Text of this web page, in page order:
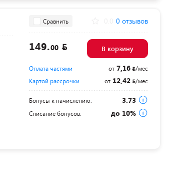
Сравнить 0 отзывов
149.00 В корзину
Оплата частями от7,16
/мес
Картой рассрочки
от12,42 /мес
Бонусы к начислению: 3.73
Списание бонусов: до 10%